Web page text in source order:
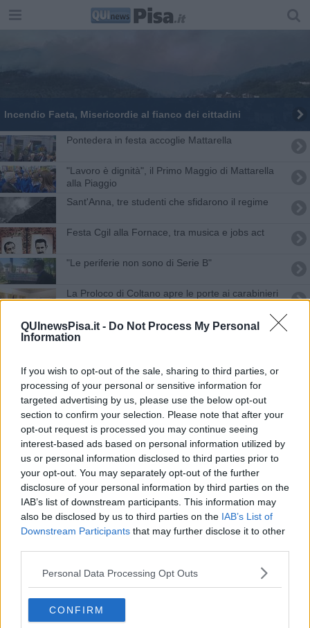
QUInewsPisa.it - Do Not Process My Personal
Information
If you wish to opt-out of the sale, sharing to third parties, or
processing of your personal or sensitive information for
targeted advertising by us, please use the below opt-out
section to confirm your selection. Please note that after your
opt-out request is processed you may continue seeing
interest-based ads based on personal information utilized by
us or personal information disclosed to third parties prior to
your opt-out. You may separately opt-out of the further
disclosure of your personal information by third parties on the
IAB’s list of downstream participants. This information may
also be disclosed by us to third parties on the IAB’s List of
Downstream Participants that may further disclose it to other
Personal Data Processing Opt Outs
CONFIRM
Incendio Faeta, Misericordie al fianco dei cittadini
Pontedera in festa accoglie Mattarella
"Lavoro è dignità", il Primo Maggio di Mattarella
alla Piaggio
Sant'Anna, tre studenti che sfidarono il regime
Festa Cgil alla Fornace, tra musica e jobs act
"Le periferie non sono di Serie B"
La Proloco di Coltano apre le porte ai carabinieri
"Uniti per un lavoro sicuro", centinaia in piazza
Fiera del Primo Maggio, ecco le modifiche al
traffico
Lavoro, 4 Stelle al Merito in provincia di Pisa
Ponti di primavera, Palazzo Blu sempre aperto
Cambiare: verso dove? Il Pd si interroga
Il sogno "americano" di Susanna Camusso
Primo maggio: in corteo per i 193 della Smith
"Urgente rivedere politiche del lavoro e welfare"
Primo Maggio in ospedale con i piatti degli chef